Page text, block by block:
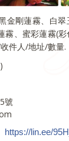
金剛蓮霧、白翠
霧、蜜彩蓮霧(彩
件人/地址/數量.
號
https://lin.ee/